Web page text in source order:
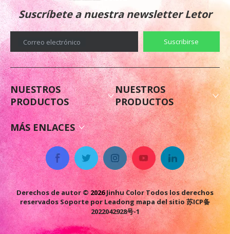
Suscríbete a nuestra newsletter Letor
Correo electrónico Suscribirse
NUESTROS
PRODUCTOS
NUESTROS
PRODUCTOS
MÁS ENLACES
Derechos de autor © 2026Jinhu Color Todos los derechos
reservados Soporte porLeadong mapa del sitio 苏ICP备
2022042928号-1